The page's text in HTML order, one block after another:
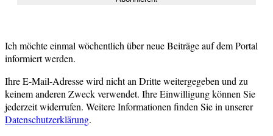
Ich möchte einmal wöchentlich über neue Beiträge auf dem Portal
informiert werden.
Ihre E-Mail-Adresse wird nicht an Dritte weitergegeben und zu
keinem anderen Zweck verwendet. Ihre Einwilligung können Sie
jederzeit widerrufen. Weitere Informationen finden Sie in unserer
Datenschutzerklärung.